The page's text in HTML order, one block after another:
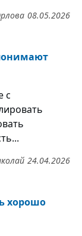
08.05.2026
с
24.04.2026
хорошо